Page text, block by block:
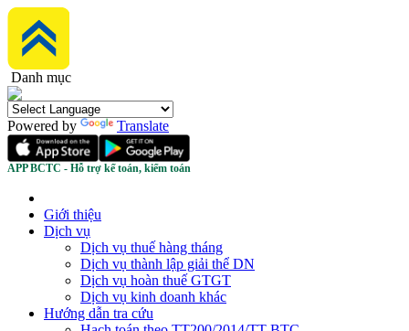
Danh mục
Powered by Translate
APP BCTC - Hỗ trợ kế toán, kiểm toán
Giới thiệu
Dịch vụ
Dịch vụ thuế hàng tháng
Dịch vụ thành lập giải thể DN
Dịch vụ hoàn thuế GTGT
Dịch vụ kinh doanh khác
Hướng dẫn tra cứu